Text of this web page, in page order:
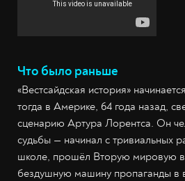
Что было раньше
«Вестсайдская история»
тогда в Америке, 64 года назад,
сценарию Артура Лорентса. Он
судьбы — начинал с тривиальных
школе, прошёл Вторую мировую
бездушную машину пропаганды в